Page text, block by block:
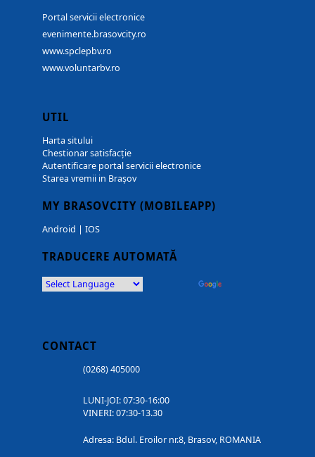
Portal servicii electronice
evenimente.brasovcity.ro
www.spclepbv.ro
www.voluntarbv.ro
UTIL
Harta sitului
Chestionar satisfacție
Autentificare portal servicii electronice
Starea vremii in Brașov
MY BRASOVCITY (MOBILEAPP)
Android | IOS
TRADUCERE AUTOMATĂ
CONTACT
(0268) 405000
LUNI-JOI: 07:30-16:00
VINERI: 07:30-13.30
Adresa: Bdul. Eroilor nr.8, Brasov, ROMANIA